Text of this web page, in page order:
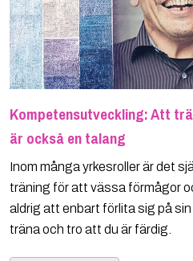
Kompetensutveckling: Att
är också en talang
Inom många yrkesroller är det
träning för att vässa förmågor
aldrig att enbart förlita sig på
träna och tro att du är färdig.